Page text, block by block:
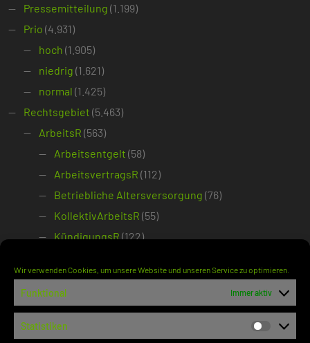
Wir verwenden Cookies, um unsere Website und unseren Service zu optimieren.
Funktional Immer aktiv
Statistiken
Pressemitteilung (1.199)
Prio (4.931)
hoch (1.905)
niedrig (1.621)
normal (1.425)
Rechtsgebiet (5.463)
ArbeitsR (563)
Arbeitsentgelt (58)
ArbeitsvertragsR (112)
Betriebliche Altersversorgung (76)
KollektivArbeitsR (55)
KündigungsR(122)
TarifvertragsR(36)
ÖffR(1.816)
VerwaltungsR(748)